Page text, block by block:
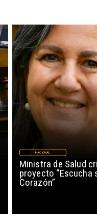
Ministra de Salud
proyecto “Escucha
Corazón”
NACIONAL